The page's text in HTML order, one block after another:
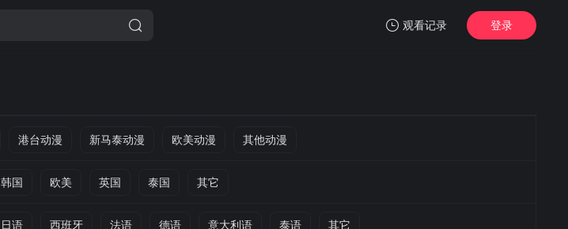
观看记录 登录
港台动漫 新马泰动漫 欧美动漫 其他动漫
韩国 欧美 英国 泰国 其它
日语 西班牙 法语 德语 意大利语 泰语 其它